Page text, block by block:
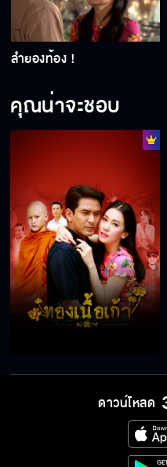
ลำยองท้อง !
คุณน่าจะชอบ
ดาวน์โหลด